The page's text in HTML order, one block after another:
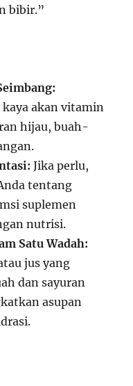
bibir.”
akan vitamin
hijau, buah-
Jika perlu,
tentang
suplemen
nutrisi.
Satu Wadah:
jus yang
dan sayuran
asupan